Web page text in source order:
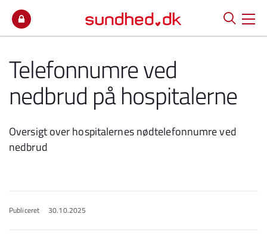
Telefonnumre ved
nedbrud på hospitalerne
Oversigt over hospitalernes nødtelefonnumre ved
nedbrud
Publiceret 30.10.2025